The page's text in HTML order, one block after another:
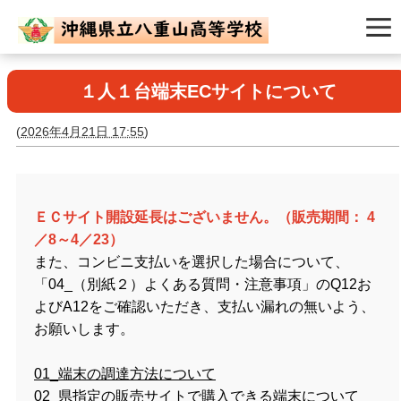
１人１台端末ECサイトについて
(2026年4月21日 17:55)
ＥＣサイト開設延長はございません。（販売期間： 4
／8～4／23）
また、コンビニ支払いを選択した場合について、
「04_（別紙２）よくある質問・注意事項」のQ12お
よびA12をご確認いただき、支払い漏れの無いよう、
お願いします。
01_端末の調達方法について
02_県指定の販売サイトで購入できる端末について